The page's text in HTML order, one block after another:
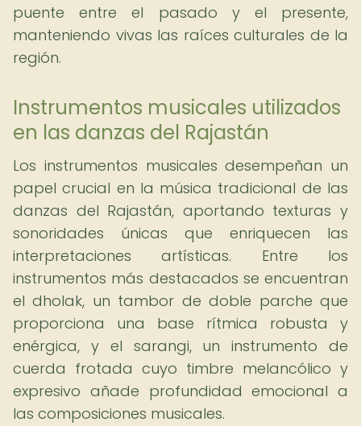
puente entre el pasado y el presente,
manteniendo vivas las raíces culturales de la
región.
Instrumentos musicales utilizados
en las danzas del Rajastán
Los instrumentos musicales desempeñan un
papel crucial en la música tradicional de las
danzas del Rajastán, aportando texturas y
sonoridades únicas que enriquecen las
interpretaciones artísticas. Entre los
instrumentos más destacados se encuentran
el dholak, un tambor de doble parche que
proporciona una base rítmica robusta y
enérgica, y el sarangi, un instrumento de
cuerda frotada cuyo timbre melancólico y
expresivo añade profundidad emocional a
las composiciones musicales.